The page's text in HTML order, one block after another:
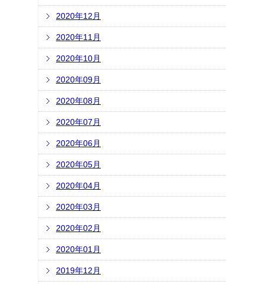
2020年12月
2020年11月
2020年10月
2020年09月
2020年08月
2020年07月
2020年06月
2020年05月
2020年04月
2020年03月
2020年02月
2020年01月
2019年12月